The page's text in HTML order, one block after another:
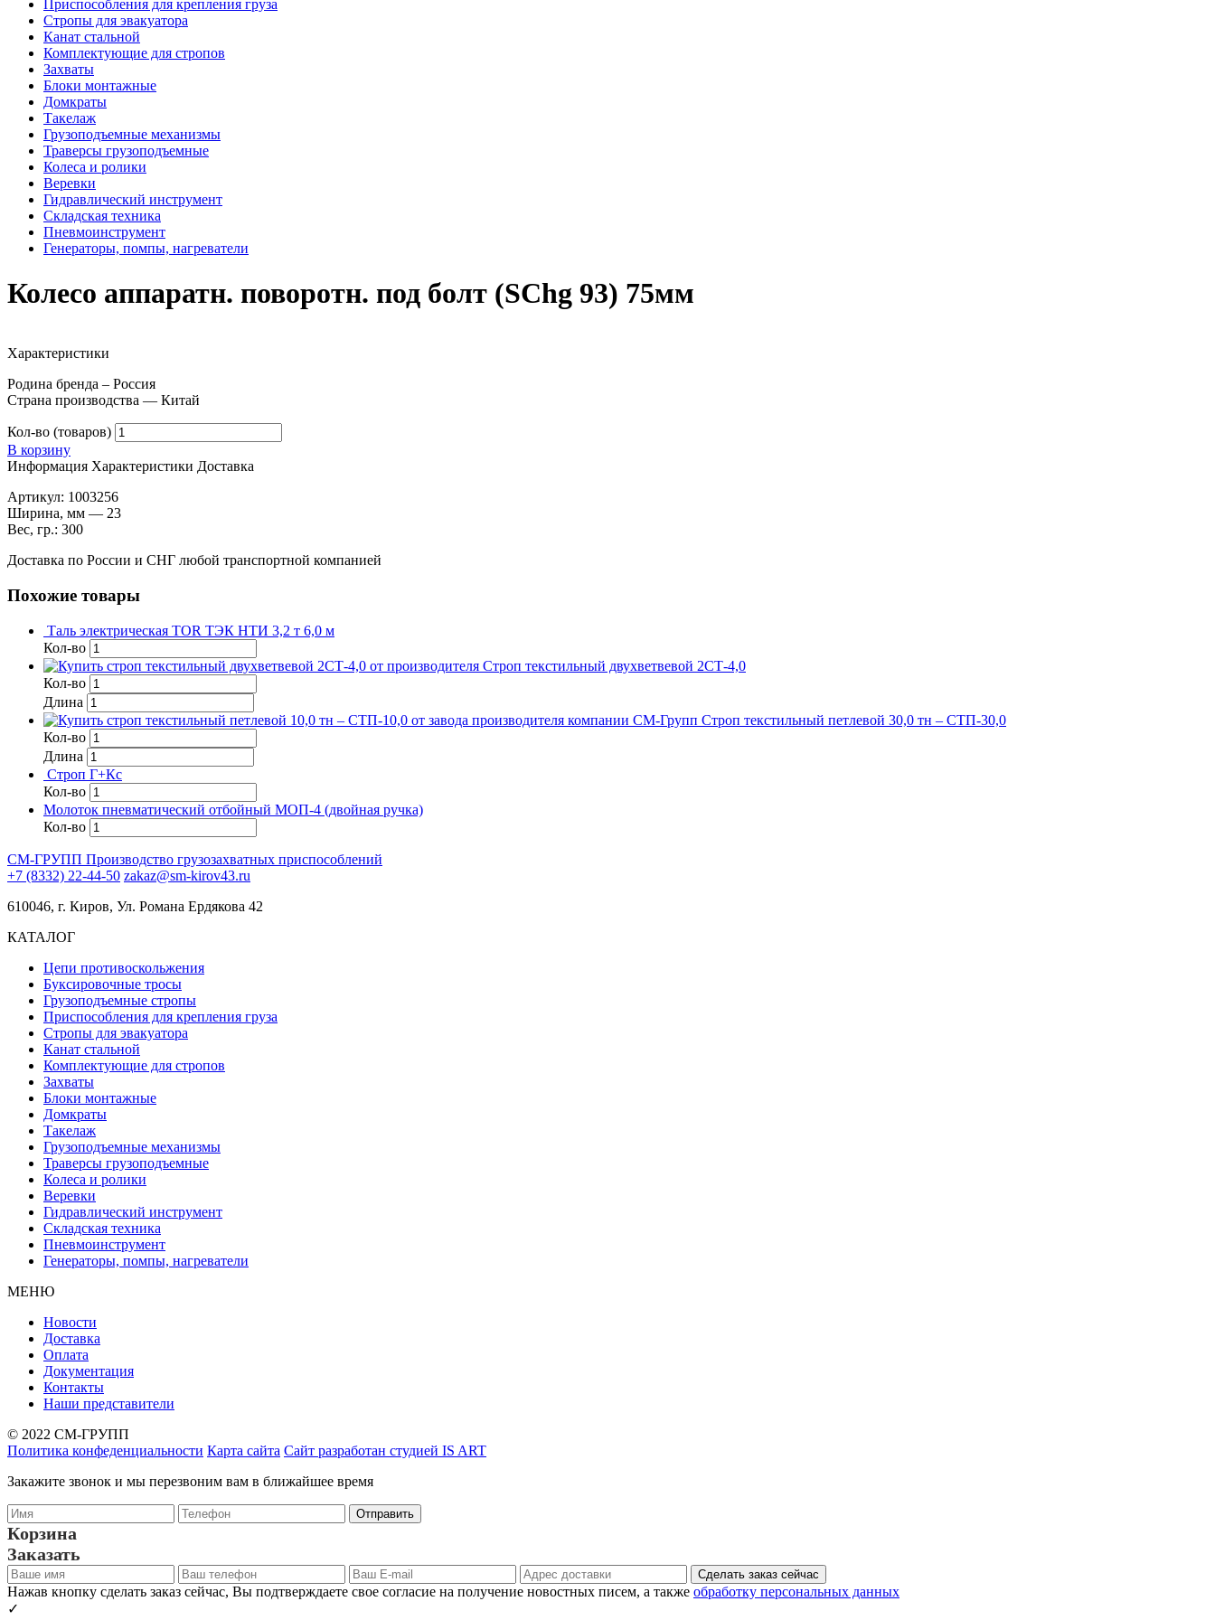
Приспособления для крепления груза
Стропы для эвакуатора
Канат стальной
Комплектующие для стропов
Захваты
Блоки монтажные
Домкраты
Такелаж
Грузоподъемные механизмы
Траверсы грузоподъемные
Колеса и ролики
Веревки
Гидравлический инструмент
Складская техника
Пневмоинструмент
Генераторы, помпы, нагреватели
Колесо аппаратн. поворотн. под болт (SChg 93) 75мм
Характеристики
Родина бренда – Россия
Страна производства — Китай
Кол-во (товаров)
В корзину
Информация Характеристики Доставка
Артикул: 1003256
Ширина, мм — 23
Вес, гр.: 300
Доставка по России и СНГ любой транспортной компанией
Похожие товары
Таль электрическая TOR ТЭК НТИ 3,2 т 6,0 м
Кол-во
Строп текстильный двухветвевой 2СТ-4,0
Кол-во
Длина
Строп текстильный петлевой 30,0 тн – СТП-30,0
Кол-во
Длина
Строп Г+Кс
Кол-во
Молоток пневматический отбойный МОП-4 (двойная ручка)
Кол-во
СМ-ГРУПП Производство грузозахватных приспособлений
+7 (8332) 22-44-50 zakaz@sm-kirov43.ru
610046, г. Киров, Ул. Романа Ердякова 42
КАТАЛОГ
Цепи противоскольжения
Буксировочные тросы
Грузоподъемные стропы
Приспособления для крепления груза
Стропы для эвакуатора
Канат стальной
Комплектующие для стропов
Захваты
Блоки монтажные
Домкраты
Такелаж
Грузоподъемные механизмы
Траверсы грузоподъемные
Колеса и ролики
Веревки
Гидравлический инструмент
Складская техника
Пневмоинструмент
Генераторы, помпы, нагреватели
МЕНЮ
Новости
Доставка
Оплата
Документация
Контакты
Наши представители
© 2022 СМ-ГРУПП
Политика конфеденциальности Карта сайта Сайт разработан студией IS ART
Закажите звонок и мы перезвоним вам в ближайшее время
Корзина
Заказать
Сделать заказ сейчас
Нажав кнопку сделать заказ сейчас, Вы подтверждаете свое согласие на получение новостных писем, а также обработку персональных данных
✓